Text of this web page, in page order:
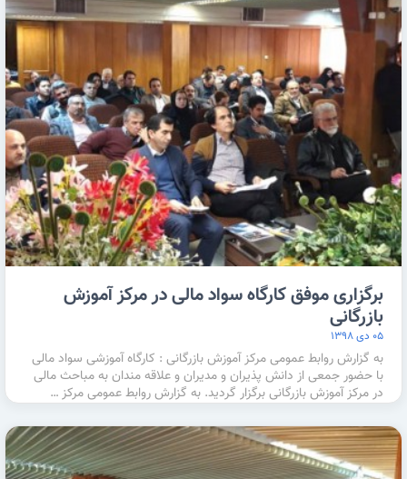
برگزاری موفق کارگاه سواد مالی در مرکز آموزش
بازرگانی
۰۵ دی ۱۳۹۸
به گزارش روابط عمومی مرکز آموزش بازرگانی : کارگاه آموزشی سواد مالی
با حضور جمعی از دانش پذیران و مدیران و علاقه مندان به مباحث مالی
در مرکز آموزش بازرگانی برگزار گردید. به گزارش روابط عمومی مرکز …